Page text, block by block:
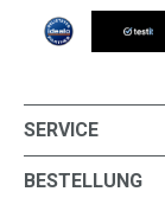
SERVICE
BESTELLUNG